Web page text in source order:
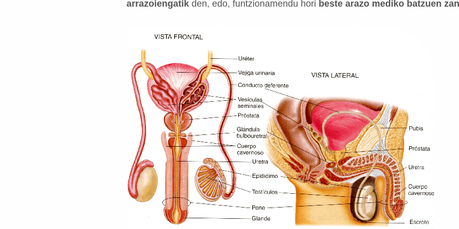
arrazoiengatik den, edo, funtzionamendu hori beste arazo mediko batzuen